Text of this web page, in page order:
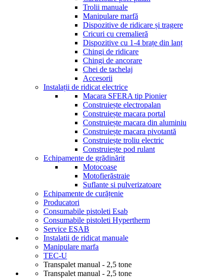
Trolii manuale
Manipulare marfă
Dispozitive de ridicare și tragere
Cricuri cu cremalieră
Dispozitive cu 1-4 brațe din lanț
Chingi de ridicare
Chingi de ancorare
Chei de tachelaj
Accesorii
Instalații de ridicat electrice
Macara SFERA tip Pionier
Construiește electropalan
Construiește macara portal
Construiește macara din aluminiu
Construiește macara pivotantă
Construiește troliu electric
Construiește pod rulant
Echipamente de grădinărit
Motocoase
Motofierăstraie
Suflante si pulverizatoare
Echipamente de curățenie
Producatori
Consumabile pistoleti Esab
Consumabile pistoleti Hypertherm
Service ESAB
Instalatii de ridicat manuale
Manipulare marfa
TEC-U
Transpalet manual - 2,5 tone
Transpalet manual - 2,5 tone